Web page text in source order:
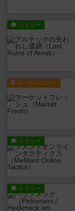
レビュー
ルール/インスト
レビュー
レビュー